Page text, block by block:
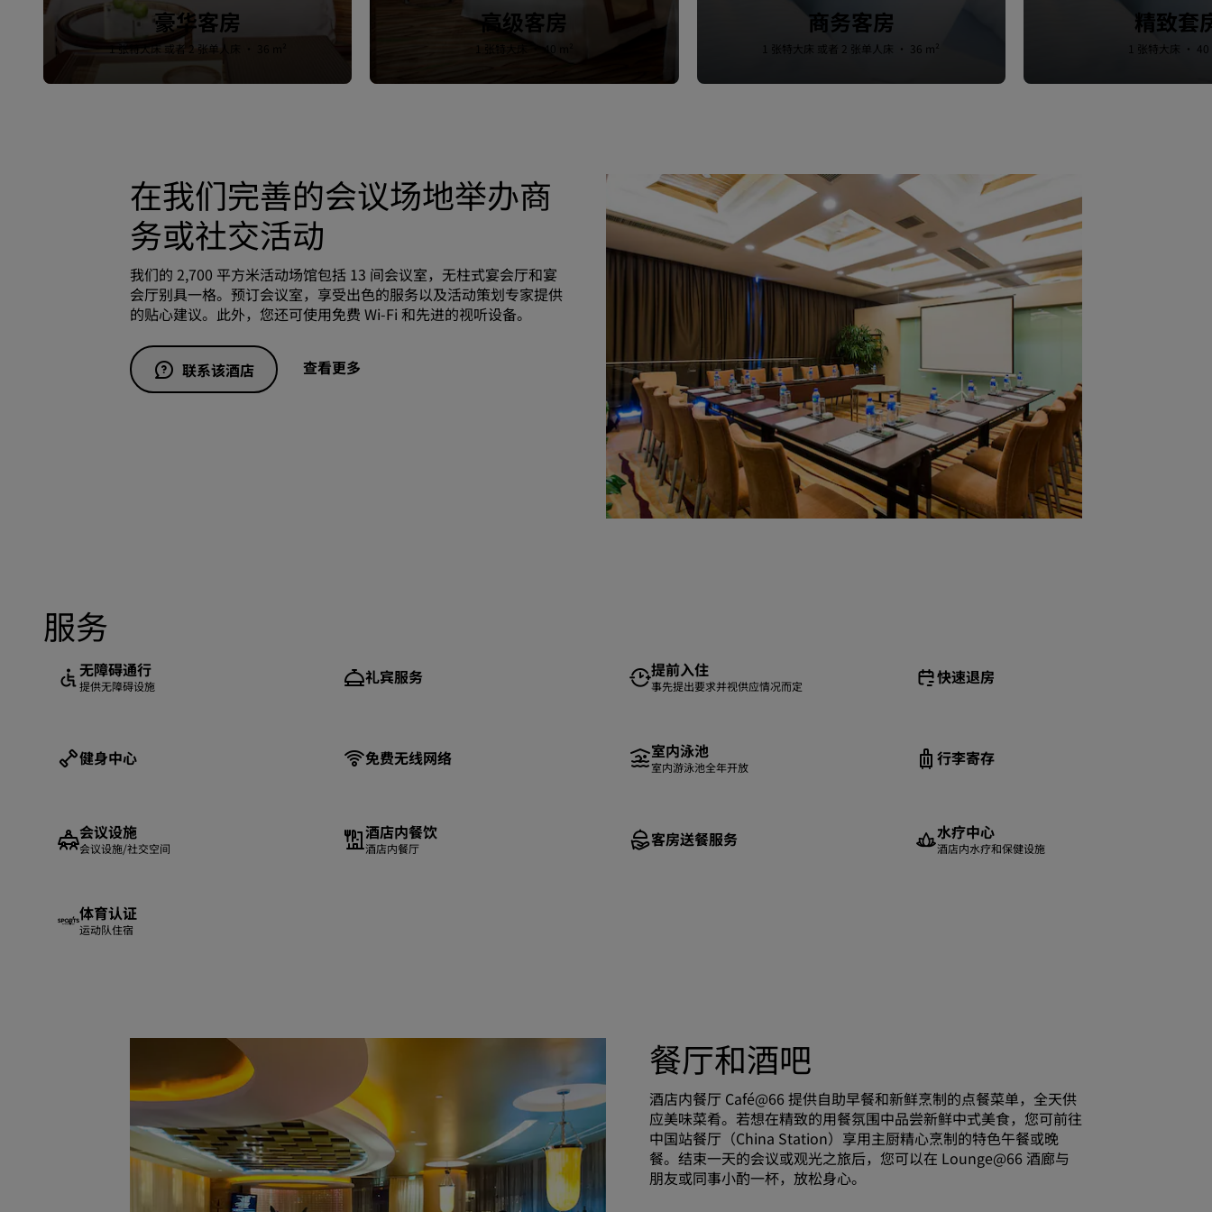
豪华客房
1 张特大床 或者 2 张单人床 · 36 m²
高级客房
1 张特大床 · 40 m²
商务客房
1 张特大床 或者 2 张单人床 · 36 m²
精致套
1 张特大床 · 40
在我们完善的会议场地举办商
务或社交活动
我们的 2,700 平方米活动场馆包括 13 间会议室，无柱式宴会厅和宴
会厅别具一格。预订会议室，享受出色的服务以及活动策划专家提供
的贴心建议。此外，您还可使用免费 Wi-Fi 和先进的视听设备。
联系该酒店 查看更多
服务
无障碍通行
提供无障碍设施 礼宾服务 提前入住
事先提出要求并视供应情况而定 快速退房
健身中心 免费无线网络 室内泳池
室内游泳池全年开放 行李寄存
会议设施
会议设施/社交空间
酒店内餐饮
酒店内餐厅 客房送餐服务 水疗中心
酒店内水疗和保健设施
体育认证
运动队住宿
餐厅和酒吧
酒店内餐厅 Café@66 提供自助早餐和新鲜烹制的点餐菜单，全天供
应美味菜肴。若想在精致的用餐氛围中品尝新鲜中式美食，您可前往
中国站餐厅（China Station）享用主厨精心烹制的特色午餐或晚
餐。结束一天的会议或观光之旅后，您可以在 Lounge@66 酒廊与
朋友或同事小酌一杯，放松身心。